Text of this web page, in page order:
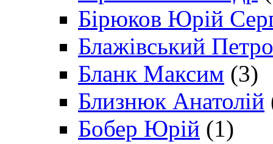
Бірюков Юрій
Блажівський Петро
Бланк Максим (3)
Близнюк Анатолій
Бобер Юрій (1)